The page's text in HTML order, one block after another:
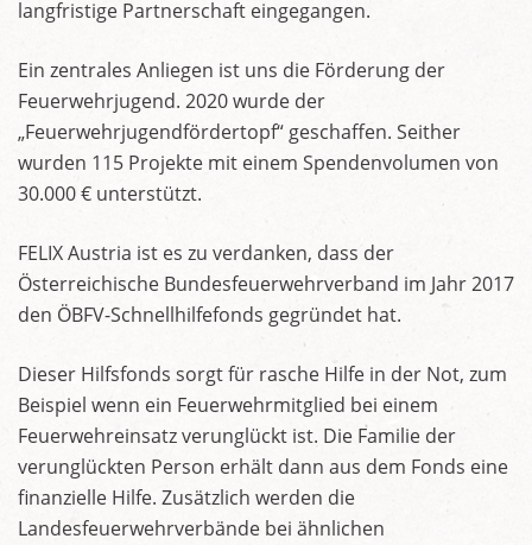
langfristige Partnerschaft eingegangen.
Ein zentrales Anliegen ist uns die Förderung der
Feuerwehrjugend. 2020 wurde der
„Feuerwehrjugendfördertopf“ geschaffen. Seither
wurden 115 Projekte mit einem Spendenvolumen von
30.000 € unterstützt.
FELIX Austria ist es zu verdanken, dass der
Österreichische Bundesfeuerwehrverband im Jahr 2017
den ÖBFV-Schnellhilfefonds gegründet hat.
Dieser Hilfsfonds sorgt für rasche Hilfe in der Not, zum
Beispiel wenn ein Feuerwehrmitglied bei einem
Feuerwehreinsatz verunglückt ist. Die Familie der
verunglückten Person erhält dann aus dem Fonds eine
finanzielle Hilfe. Zusätzlich werden die
Landesfeuerwehrverbände bei ähnlichen